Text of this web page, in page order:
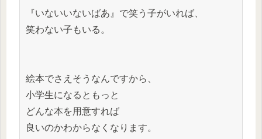
『いないいないばあ』で笑う子がいれば、
笑わない子もいる。
絵本でさえそうなんですから、
小学生になるともっと
どんな本を用意すれば
良いのかわからなくなります。